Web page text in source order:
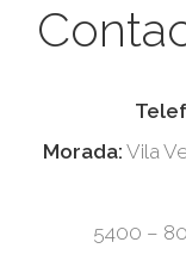
Morada: Vila
5400 –